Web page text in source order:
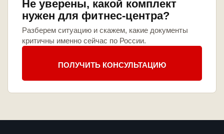
Не уверены, какой комплект
нужен для фитнес-центра?
Разберем ситуацию и скажем, какие документы
критичны именно сейчас по России.
ПОЛУЧИТЬ КОНСУЛЬТАЦИЮ